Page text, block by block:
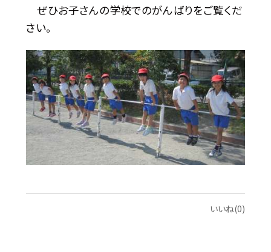
ぜひお子さんの学校でのがんばりをご覧くだ
さい。
いいね(0)